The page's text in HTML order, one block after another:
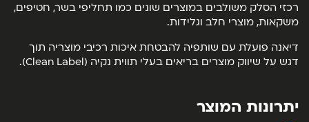
רכזי הסלק משולבים במוצרים שונים כמו תחליפי בשר, חטיפים,
משקאות, מוצרי חלב וגלידות.
דיאנה פועלת עם שותפיה להבטחת איכות רכיבי מוצריה תוך
דגש על שיווק מוצרים בריאים בעלי תווית נקיה (Clean Label).
יתרונות המוצר